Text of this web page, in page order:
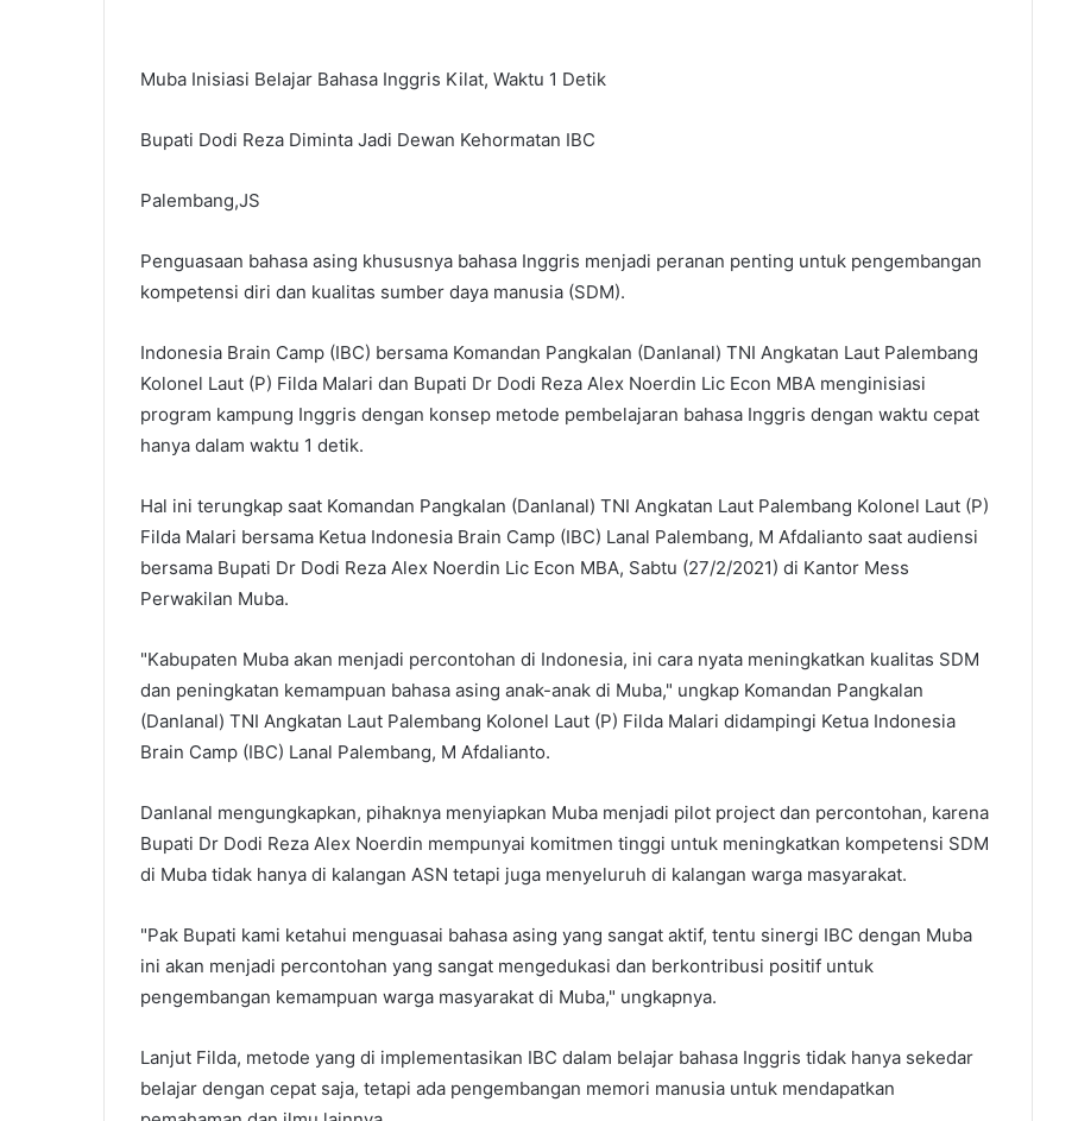
Muba Inisiasi Belajar Bahasa Inggris Kilat, Waktu 1 Detik
Bupati Dodi Reza Diminta Jadi Dewan Kehormatan IBC
Palembang,JS
Penguasaan bahasa asing khususnya bahasa Inggris menjadi peranan penting untuk pengembangan
kompetensi diri dan kualitas sumber daya manusia (SDM).
Indonesia Brain Camp (IBC) bersama Komandan Pangkalan (Danlanal) TNI Angkatan Laut Palembang
Kolonel Laut (P) Filda Malari dan Bupati Dr Dodi Reza Alex Noerdin Lic Econ MBA menginisiasi
program kampung Inggris dengan konsep metode pembelajaran bahasa Inggris dengan waktu cepat
hanya dalam waktu 1 detik.
Hal ini terungkap saat Komandan Pangkalan (Danlanal) TNI Angkatan Laut Palembang Kolonel Laut (P)
Filda Malari bersama Ketua Indonesia Brain Camp (IBC) Lanal Palembang, M Afdalianto saat audiensi
bersama Bupati Dr Dodi Reza Alex Noerdin Lic Econ MBA, Sabtu (27/2/2021) di Kantor Mess
Perwakilan Muba.
"Kabupaten Muba akan menjadi percontohan di Indonesia, ini cara nyata meningkatkan kualitas SDM
dan peningkatan kemampuan bahasa asing anak-anak di Muba," ungkap Komandan Pangkalan
(Danlanal) TNI Angkatan Laut Palembang Kolonel Laut (P) Filda Malari didampingi Ketua Indonesia
Brain Camp (IBC) Lanal Palembang, M Afdalianto.
Danlanal mengungkapkan, pihaknya menyiapkan Muba menjadi pilot project dan percontohan, karena
Bupati Dr Dodi Reza Alex Noerdin mempunyai komitmen tinggi untuk meningkatkan kompetensi SDM
di Muba tidak hanya di kalangan ASN tetapi juga menyeluruh di kalangan warga masyarakat.
"Pak Bupati kami ketahui menguasai bahasa asing yang sangat aktif, tentu sinergi IBC dengan Muba
ini akan menjadi percontohan yang sangat mengedukasi dan berkontribusi positif untuk
pengembangan kemampuan warga masyarakat di Muba," ungkapnya.
Lanjut Filda, metode yang di implementasikan IBC dalam belajar bahasa Inggris tidak hanya sekedar
belajar dengan cepat saja, tetapi ada pengembangan memori manusia untuk mendapatkan